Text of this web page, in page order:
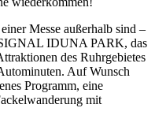
Messe außerhalb sind –
IDUNA PARK, das
des Ruhrgebietes
Auf Wunsch
Programm, eine
mit